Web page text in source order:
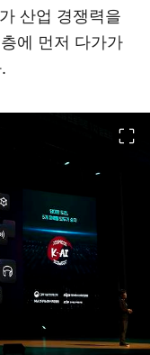
산업 경쟁력을
에 먼저 다가가